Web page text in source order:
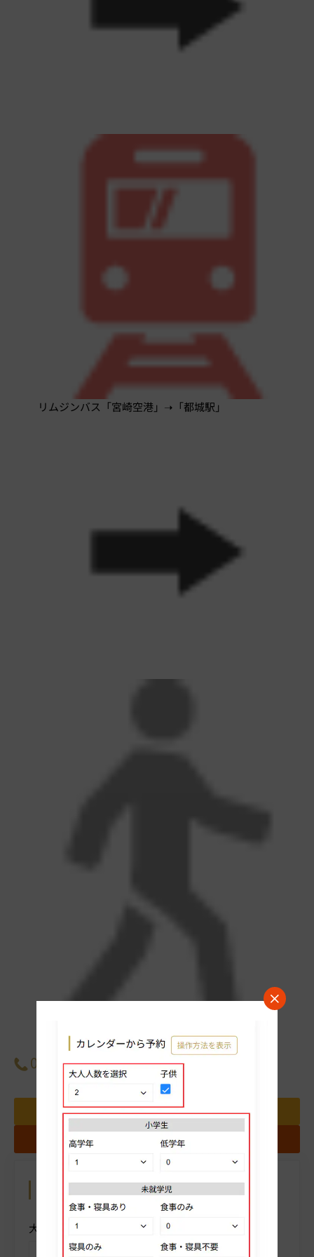
リムジンバス「宮崎空港」➝「都城駅」
JR「都城駅」から徒歩1分 詳細
0986-27-1000
料金表 パンフレット
ギャラリー
クチコミを投稿する
お問い合わせ
お気に入りホテルに追加する
カレンダーから予約 操作方法を表示
大人人数を選択 子供